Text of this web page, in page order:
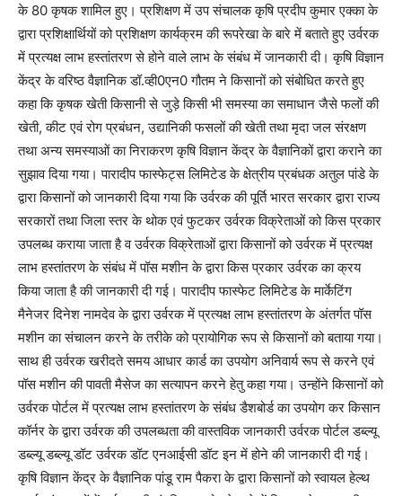
के 80 कृषक शामिल हुए। प्रशिक्षण में उप संचालक कृषि प्रदीप कुमार एक्का के
द्वारा प्रशिक्षार्थियों को प्रशिक्षण कार्यक्रम की रूपरेखा के बारे में बताते हुए उर्वरक
में प्रत्यक्ष लाभ हस्तांतरण से होने वाले लाभ के संबंध में जानकारी दी। कृषि विज्ञान
केंद्र के वरिष्ठ वैज्ञानिक डॉ.व्ही0एन0 गौतम ने किसानों को संबोधित करते हुए
कहा कि कृषक खेती किसानी से जुड़े किसी भी समस्या का समाधान जैसे फलों की
खेती, कीट एवं रोग प्रबंधन, उद्यानिकी फसलों की खेती तथा मृदा जल संरक्षण
तथा अन्य समस्याओं का निराकरण कृषि विज्ञान केंद्र के वैज्ञानिकों द्वारा कराने का
सुझाव दिया गया। पारादीप फास्फेट्स लिमिटेड के क्षेत्रीय प्रबंधक अतुल पांडे के
द्वारा किसानों को जानकारी दिया गया कि उर्वरक की पूर्ति भारत सरकार द्वारा राज्य
सरकारों तथा जिला स्तर के थोक एवं फुटकर उर्वरक विक्रेताओं को किस प्रकार
उपलब्ध कराया जाता है व उर्वरक विक्रेताओं द्वारा किसानों को उर्वरक में प्रत्यक्ष
लाभ हस्तांतरण के संबंध में पॉस मशीन के द्वारा किस प्रकार उर्वरक का क्रय
किया जाता है की जानकारी दी गई। पारादीप फास्फेट लिमिटेड के मार्केटिंग
मैनेजर दिनेश नामदेव के द्वारा उर्वरक में प्रत्यक्ष लाभ हस्तांतरण के अंतर्गत पॉस
मशीन का संचालन करने के तरीके को प्रायोगिक रूप से किसानों को बताया गया।
साथ ही उर्वरक खरीदते समय आधार कार्ड का उपयोग अनिवार्य रूप से करने एवं
पॉस मशीन की पावती मैसेज का सत्यापन करने हेतु कहा गया। उन्होंने किसानों को
उर्वरक पोर्टल में प्रत्यक्ष लाभ हस्तांतरण के संबंध डैशबोर्ड का उपयोग कर किसान
कॉर्नर के द्वारा उर्वरक की उपलब्धता की वास्तविक जानकारी उर्वरक पोर्टल डब्ल्यू
डब्ल्यू डब्ल्यू डॉट उर्वरक डॉट एनआईसी डॉट इन में होने की जानकारी दी गई।
कृषि विज्ञान केंद्र के वैज्ञानिक पांडू राम पैकरा के द्वारा किसानों को स्वायल हेल्थ